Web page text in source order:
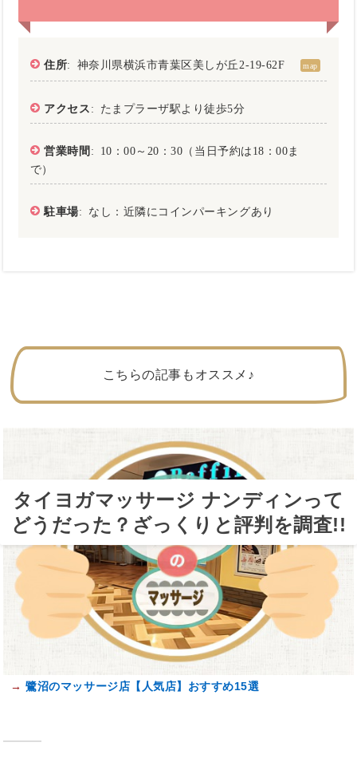
タイヨガマッサージ ナンディンって
どうだった？ざっくりと評判を調査!!
住所: 神奈川県横浜市青葉区美しが丘2-19-62F map
アクセス : たまプラーザ駅より徒歩5分
営業時間 : 10：00～20：30（当日予約は18：00ま
で）
駐車場: なし：近隣にコインパーキングあり
こちらの記事もオススメ♪
→ 鷺沼のマッサージ店【人気店】おすすめ15選